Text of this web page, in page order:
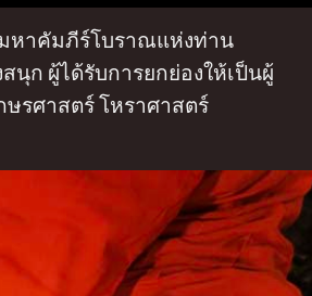
หาคัมภีร์โบราณแห่งท่าน
ก ผู้ได้รับการยกย่องให้เป็นผู้
ษรศาสตร์ โหราศาสตร์